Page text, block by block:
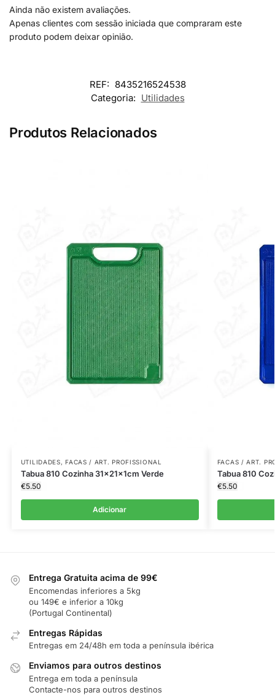
Ainda não existem avaliações.
Apenas clientes com sessão iniciada que compraram este
produto podem deixar opinião.
REF: 8435216524538
Categoria: Utilidades
Produtos Relacionados
UTILIDADES, FACAS / ART. PROFISSIONAL
Tabua 810 Cozinha 31x21x1cm Verde
€5.50
Adicionar
FACAS / ART.
Tabua 810
€5.50
Entrega Gratuita acima de 99€
Encomendas inferiores a 5kg
ou 149€ e inferior a 10kg
(Portugal Continental)
Entregas Rápidas
Entregas em 24/48h em toda a península ibérica
Enviamos para outros destinos
Entrega em toda a península
Contacte-nos para outros destinos